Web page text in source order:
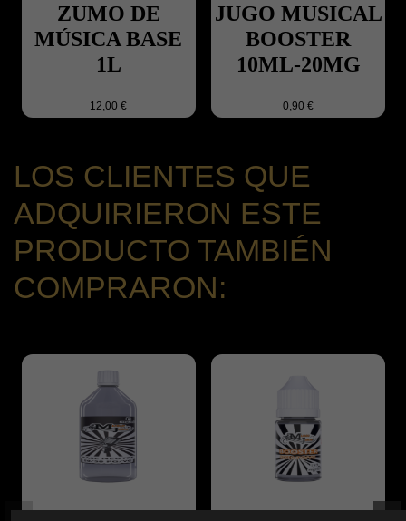
ZUMO DE
MÚSICA BASE
1L
12,00 €
JUGO MUSICAL
BOOSTER
10ML-20MG
0,90 €
LOS CLIENTES QUE
ADQUIRIERON ESTE
PRODUCTO TAMBIÉN
COMPRARON: